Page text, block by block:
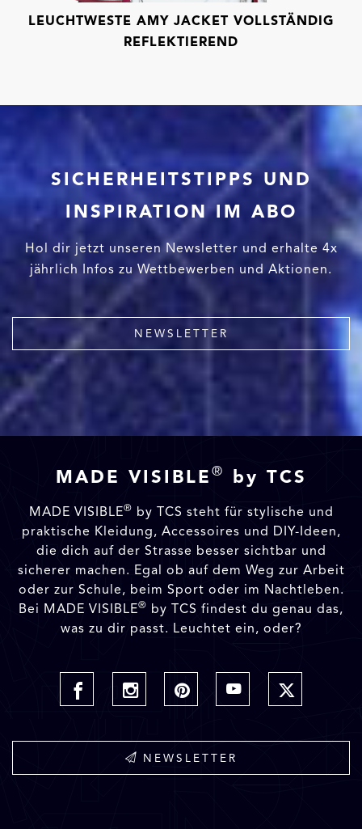
LEUCHTWESTE AMY JACKET VOLLSTÄNDIG
REFLEKTIEREND
SICHERHEITSTIPPS UND
INSPIRATION IM ABO
Hol dir jetzt unseren Newsletter und erhalte 4x
jährlich Infos zu Wettbewerben und Aktionen.
NEWSLETTER
MADE VISIBLE ® by TCS
MADE VISIBLE® by TCS steht für stylische und
praktische Kleidung, Accessoires und DIY-Ideen,
die dich auf der Strasse besser sichtbar und
sicherer machen. Egal ob auf dem Weg zur Arbeit
oder zur Schule, beim Sport oder im Nachtleben.
Bei MADE VISIBLE® by TCS findest du genau das,
was zu dir passt. Leuchtet ein, oder?
NEWSLETTER